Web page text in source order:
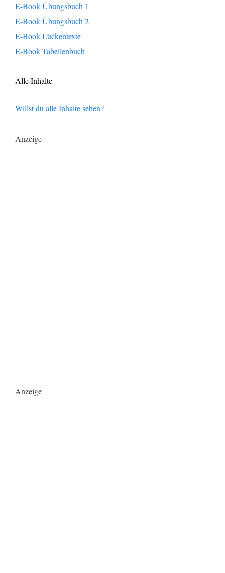
E-Book Übungsbuch 1
E-Book Übungsbuch 2
E-Book Lückentexte
E-Book Tabellenbuch
Alle Inhalte
Willst du alle Inhalte sehen?
Anzeige
Anzeige